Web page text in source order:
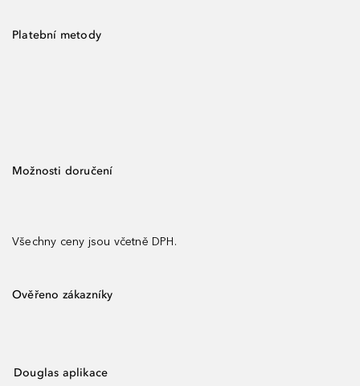
Platební metody
Možnosti doručení
Všechny ceny jsou včetně DPH.
Ověřeno zákazníky
Douglas aplikace